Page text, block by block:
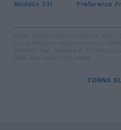
Modello 231
Preferenze
TORNA